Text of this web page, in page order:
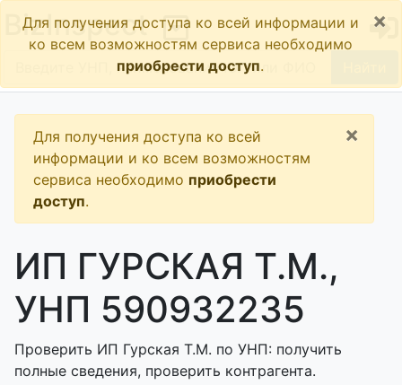
BizInspect
Для получения доступа ко всей информации и
ко всем возможностям сервиса необходимо
приобрести доступ.
×
Для получения доступа ко всей
информации и ко всем возможностям
сервиса необходимо приобрести
доступ.
×
ИП ГУРСКАЯ Т.М.,
УНП 590932235
Проверить ИП Гурская Т.М. по УНП: получить
полные сведения, проверить контрагента.